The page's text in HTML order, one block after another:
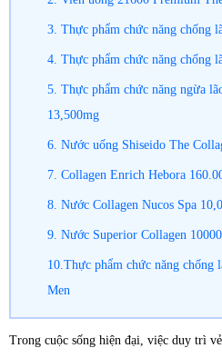
3. Thực phẩm chức năng chống
4. Thực phẩm chức năng chống
5. Thực phẩm chức năng ngừa
13,500mg
6. Nước uống Shiseido The
7. Collagen Enrich Hebora
8. Nước Collagen Nucos Spa
9. Nước Superior Collagen
10.Thực phẩm chức năng chống
Men
Trong cuộc sống hiện đại, việc duy trì